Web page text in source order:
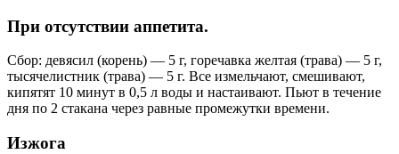
При отсутствии аппетита.
Сбор: девясил (корень) — 5 г, горечавка желтая (трава) — 5 г,
тысячелистник (трава) — 5 г. Все измельчают, смешивают,
кипятят 10 минут в 0,5 л воды и настаивают. Пьют в течение
дня по 2 стакана через равные промежутки времени.
Изжога